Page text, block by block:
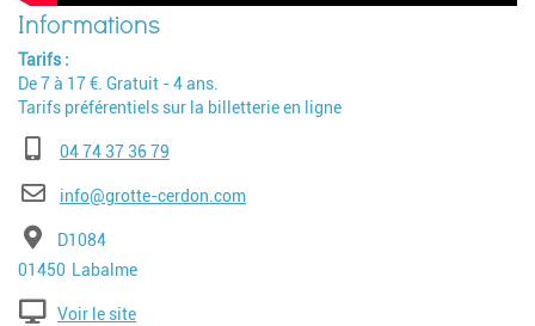
Tarifs
De 7 à 17 €. Gratuit - 4 ans.
Tarifs préférentiels sur la billetterie en ligne
Téléphone04 74 37 36 79
E-mailinfo@grotte-cerdon.com
AdresseD1084
Code postal
01450 Ville
Labalme
Voir le site